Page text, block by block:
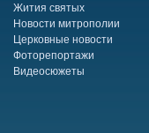
Жития святых
Новости митрополии
Церковные новости
Фоторепортажи
Видеосюжеты